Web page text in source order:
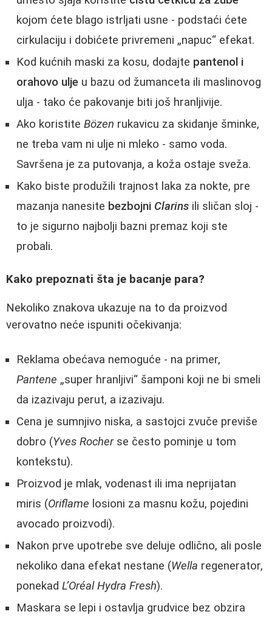
kojom ćete blago istrljati usne - podstaći ćete
cirkulaciju i dobićete privremeni „napuc“ efekat.
Kod kućnih maski za kosu, dodajte pantenol i
orahovo ulje u bazu od žumanceta ili maslinovog
ulja - tako će pakovanje biti još hranljivije.
Ako koristite Bözen rukavicu za skidanje šminke,
ne treba vam ni ulje ni mleko - samo voda.
Savršena je za putovanja, a koža ostaje sveža.
Kako biste produžili trajnost laka za nokte, pre
mazanja nanesite bezbojni Clarins ili sličan sloj -
to je sigurno najbolji bazni premaz koji ste
probali.
Kako prepoznati šta je bacanje para?
Nekoliko znakova ukazuje na to da proizvod
verovatno neće ispuniti očekivanja:
Reklama obećava nemoguće - na primer,
Pantene „super hranljivi“ šamponi koji ne bi smeli
da izazivaju perut, a izazivaju.
Cena je sumnjivo niska, a sastojci zvuče previše
dobro (Yves Rocherse često pominje u tom
kontekstu).
Proizvod je mlak, vodenast ili ima neprijatan
miris (Oriflame losioni za masnu kožu, pojedini
avocado proizvodi).
Nakon prve upotrebe sve deluje odlično, ali posle
nekoliko dana efekat nestane (Wella regenerator,
ponekad L’Oréal Hydra Fresh).
Maskara se lepi i ostavlja grudvice bez obzira